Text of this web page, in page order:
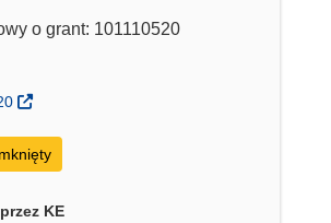
o grant: 101110520
KE